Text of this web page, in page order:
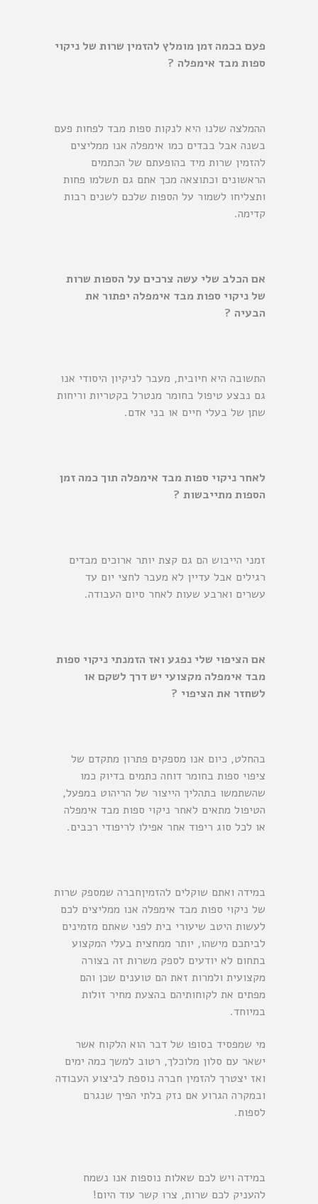
פעם בכמה זמן מומלץ להזמין שרות של ניקוי
ספות מבד אימפלה ?
ההמלצה שלנו היא לנקות ספות מבד לפחות פעם
בשנה אבל בבדים כמו אימפלה אנו ממליצים
להזמין שרות מיד בהופעתם של הכתמים
הראשונים וכתוצאה מכך אתם גם תשלמו פחות
ותצליחו לשמור על הספות שלכם לשנים רבות
קדימה.
אם הכלב שלי עשה צרכים על הספות שרות
של ניקוי ספות מבד אימפלה יפתור את
הבעיה ?
התשובה היא חיובית, מעבר לניקיון היסודי אנו
גם נבצע טיפול בחומר מנטרל בקטריות וריחות
שתן של בעלי חיים או בני אדם.
לאחר ניקוי ספות מבד אימפלה תוך כמה זמן
הספות מתייבשות ?
זמני הייבוש הם גם קצת יותר ארוכים מבדים
רגילים אבל עדיין לא מעבר לחצי יום עד
עשרים וארבע שעות לאחר סיום העבודה.
אם הציפוי שלי נפגע ואז הזמנתי ניקוי ספות
מבד אימפלה מקצועי יש דרך לשקם או
לשחזר את הציפוי ?
בהחלט, כיום אנו מספקים פתרון מתקדם של
ציפוי ספות בחומר דוחה כתמים בדיוק כמו
שהשתמשו בתהליך הייצור של הריהוט במפעל,
הטיפול מתאים לאחר ניקוי ספות מבד אימפלה
או לכל סוג ריפוד אחר אפילו לריפודי רכבים.
במידה ואתם שוקלים להזמיןחברה שמספק שרות
של ניקוי ספות מבד אימפלה אנו ממליצים לכם
לעשות היטב שיעורי בית לפני שאתם מזמינים
לביתכם מישהו, יותר ממחצית בעלי המקצוע
בתחום לא יודעים לספק משרות זה בצורה
מקצועית ולמרות זאת הם טוענים שכן והם
מפתים את לקוחותיהם בהצעת מחיר זולות
במיוחד.
מי שמפסיד בסופו של דבר הוא הלקוח אשר
ישאר עם סלון מלוכלך, רטוב למשך כמה ימים
ואז יצטרך להזמין חברה נוספת לביצוע העבודה
ובמקרה הגרוע אם נזק בלתי הפיך שנגרם
לספות.
במידה ויש לכם שאלות נוספות אנו נשמח
להעניק לכם שרות, צרו קשר עוד היום!